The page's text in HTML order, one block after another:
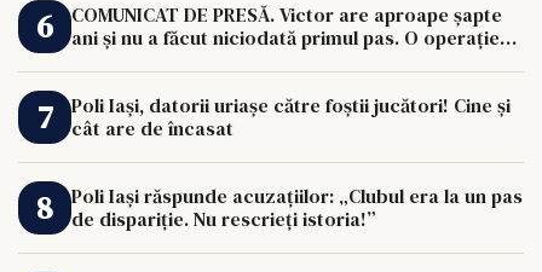
COMUNICAT DE PRESĂ. Victor are aproape șapte
ani și nu a făcut niciodată primul pas. O operație
Poli Iași, datorii uriașe către foștii jucători! Cine și
cât are de încasat
Poli Iași răspunde acuzațiilor: „Clubul era la un pas
de dispariție. Nu rescrieți istoria!”